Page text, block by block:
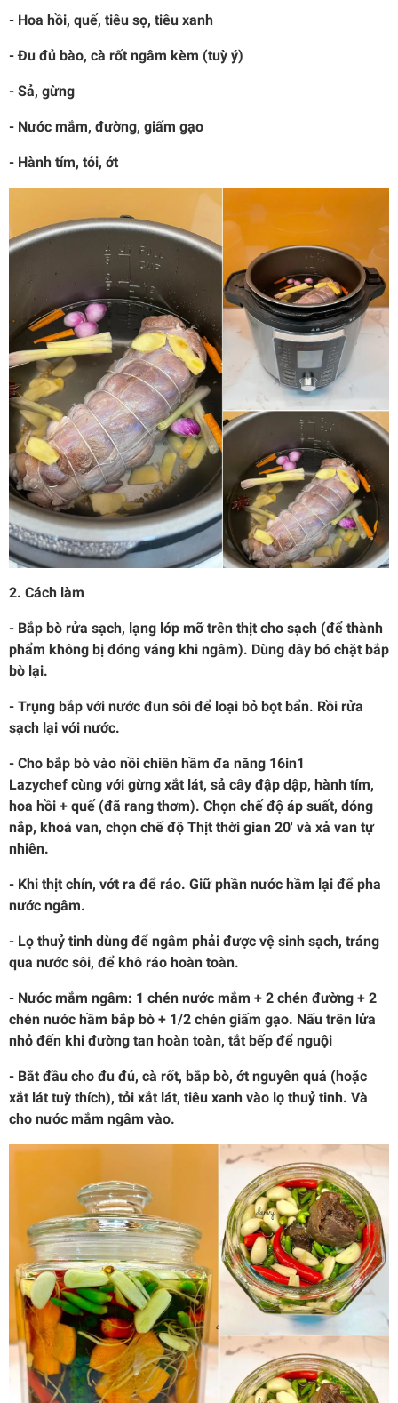
- Hoa hồi, quế, tiêu sọ, tiêu xanh
- Đu đủ bào, cà rốt ngâm kèm (tuỳ ý)
- Sả, gừng
- Nước mắm, đường, giấm gạo
- Hành tím, tỏi, ớt
2. Cách làm
- Bắp bò rửa sạch, lạng lớp mỡ trên thịt cho sạch (để thành
phẩm không bị đóng váng khi ngâm). Dùng dây bó chặt bắp
bò lại.
- Trụng bắp với nước đun sôi để loại bỏ bọt bẩn. Rồi rửa
sạch lại với nước.
- Cho bắp bò vào nồi chiên hầm đa năng 16in1
Lazychef cùng với gừng xắt lát, sả cây đập dập, hành tím,
hoa hồi + quế (đã rang thơm). Chọn chế độ áp suất, dóng
nắp, khoá van, chọn chế độ Thịt thời gian 20' và xả van tự
nhiên.
- Khi thịt chín, vớt ra để ráo. Giữ phần nước hầm lại để pha
nước ngâm.
- Lọ thuỷ tinh dùng để ngâm phải được vệ sinh sạch, tráng
qua nước sôi, để khô ráo hoàn toàn.
- Nước mắm ngâm: 1 chén nước mắm + 2 chén đường + 2
chén nước hầm bắp bò + 1/2 chén giấm gạo. Nấu trên lửa
nhỏ đến khi đường tan hoàn toàn, tắt bếp để nguội
- Bắt đầu cho đu đủ, cà rốt, bắp bò, ớt nguyên quả (hoặc
xắt lát tuỳ thích), tỏi xắt lát, tiêu xanh vào lọ thuỷ tinh. Và
cho nước mắm ngâm vào.